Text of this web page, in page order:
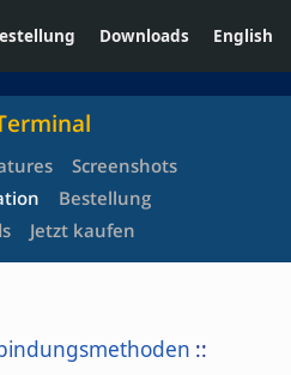
Downloads English
Screenshots
Bestellung
Jetzt kaufen
::